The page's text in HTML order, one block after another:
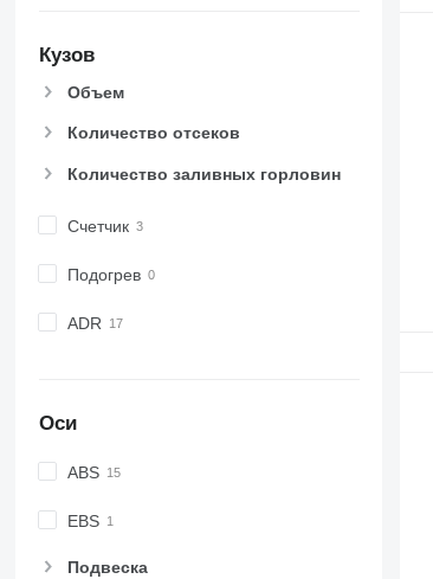
Кузов
Объем
Количество отсеков
Количество заливных горловин
Счетчик
Подогрев
ADR
Оси
ABS
EBS
Подвеска